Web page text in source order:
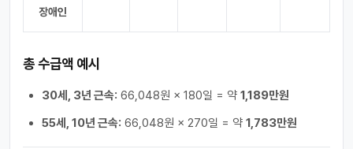
장애인
총 수급액 예시
30세, 3년 근속: 66,048원 × 180일 = 약 1,189만원
55세, 10년 근속: 66,048원 × 270일 = 약 1,783만원